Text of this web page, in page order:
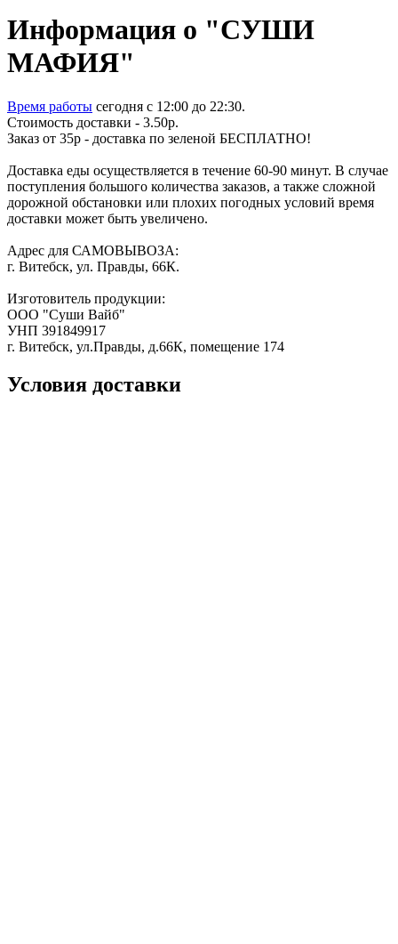
Информация о "СУШИ
МАФИЯ"
Время работы сегодня c 12:00 до 22:30.
Стоимость доставки - 3.50р.
Заказ от 35р - доставка по зеленой БЕСПЛАТНО!
Доставка еды осуществляется в течение 60-90 минут. В случае
поступления большого количества заказов, а также сложной
дорожной обстановки или плохих погодных условий время
доставки может быть увеличено.
Адрес для САМОВЫВОЗА:
г. Витебск, ул. Правды, 66К.
Изготовитель продукции:
ООО "Суши Вайб"
УНП 391849917
г. Витебск, ул.Правды, д.66К, помещение 174
Условия доставки